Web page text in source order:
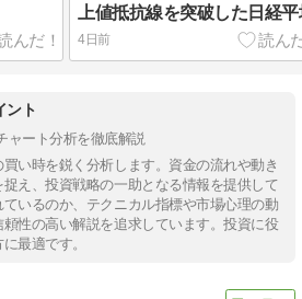
上値抵抗線を突破した日経
4日前
ント
ャート分析を徹底解説
い時を鋭く分析します。資金の流れや動き
え、投資戦略の一助となる情報を提供して
いるのか、テクニカル指標や市場心理の動
性の高い解説を追求しています。投資に役
最適です。